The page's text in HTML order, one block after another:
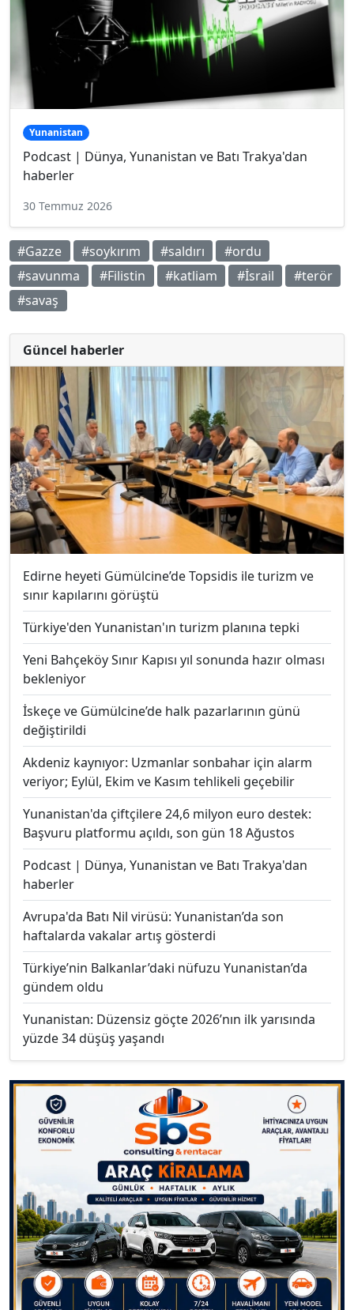
Yunanistan
Podcast | Dünya, Yunanistan ve Batı Trakya'dan
haberler
30 Temmuz 2026
#Gazze #soykırım #saldırı
#ordu
#savunma
#Filistin #katliam #İsrail
#terör
#savaş
Güncel haberler
Edirne heyeti Gümülcine’de Topsidis ile turizm ve
sınır kapılarını görüştü
Türkiye'den Yunanistan'ın turizm planına tepki
Yeni Bahçeköy Sınır Kapısı yıl sonunda hazır olması
bekleniyor
İskeçe ve Gümülcine’de halk pazarlarının günü
değiştirildi
Akdeniz kaynıyor: Uzmanlar sonbahar için alarm
veriyor; Eylül, Ekim ve Kasım tehlikeli geçebilir
Yunanistan'da çiftçilere 24,6 milyon euro destek:
Başvuru platformu açıldı, son gün 18 Ağustos
Podcast | Dünya, Yunanistan ve Batı Trakya'dan
haberler
Avrupa'da Batı Nil virüsü: Yunanistan’da son
haftalarda vakalar artış gösterdi
Türkiye’nin Balkanlar’daki nüfuzu Yunanistan’da
gündem oldu
Yunanistan: Düzensiz göçte 2026’nın ilk yarısında
yüzde 34 düşüş yaşandı